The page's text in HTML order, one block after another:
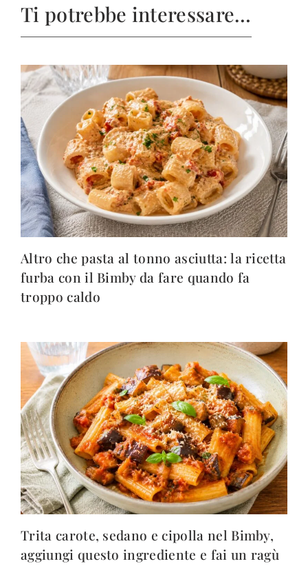
Ti potrebbe interessare…
Altro che pasta al tonno asciutta: la ricetta
furba con il Bimby da fare quando fa
troppo caldo
Trita carote, sedano e cipolla nel Bimby,
aggiungi questo ingrediente e fai un ragù